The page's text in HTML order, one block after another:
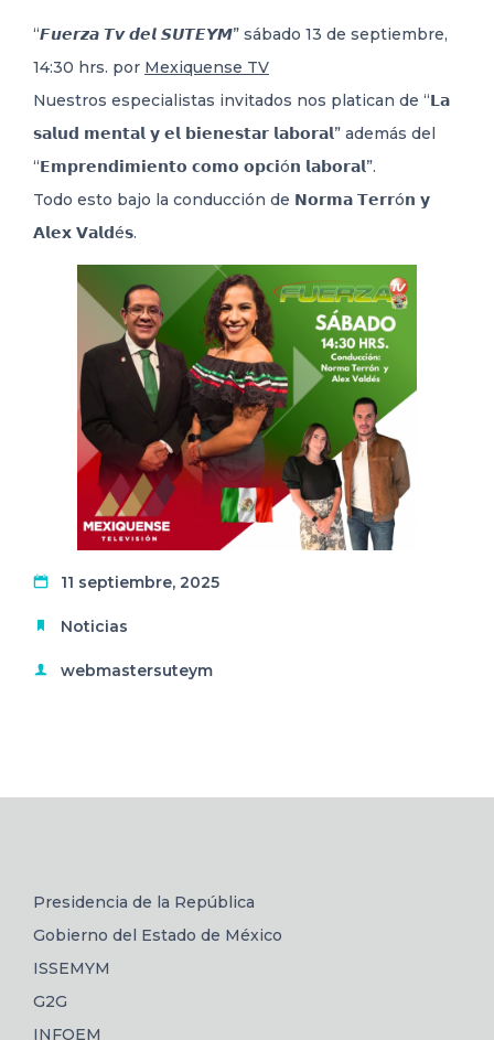
TRANSPARENCIA
“𝙁𝙪𝙚𝙧𝙯𝙖 𝙏𝙫 𝙙𝙚𝙡 𝙎𝙐𝙏𝙀𝙔𝙈” sábado 13 de septiembre,
14:30 hrs. por Mexiquense TV
Nuestros especialistas invitados nos platican de “𝗟𝗮
𝘀𝗮𝗹𝘂𝗱 𝗺𝗲𝗻𝘁𝗮𝗹 𝘆 𝗲𝗹 𝗯𝗶𝗲𝗻𝗲𝘀𝘁𝗮𝗿 𝗹𝗮𝗯𝗼𝗿𝗮𝗹” además del
“𝗘𝗺𝗽𝗿𝗲𝗻𝗱𝗶𝗺𝗶𝗲𝗻𝘁𝗼 𝗰𝗼𝗺𝗼 𝗼𝗽𝗰𝗶ó𝗻 𝗹𝗮𝗯𝗼𝗿𝗮𝗹”.
Todo esto bajo la conducción de 𝗡𝗼𝗿𝗺𝗮 𝗧𝗲𝗿𝗿ó𝗻 𝘆
𝗔𝗹𝗲𝘅 𝗩𝗮𝗹𝗱é𝘀.
11 septiembre, 2025
Noticias
webmastersuteym
Presidencia de la República
Gobierno del Estado de México
ISSEMYM
G2G
INFOEM